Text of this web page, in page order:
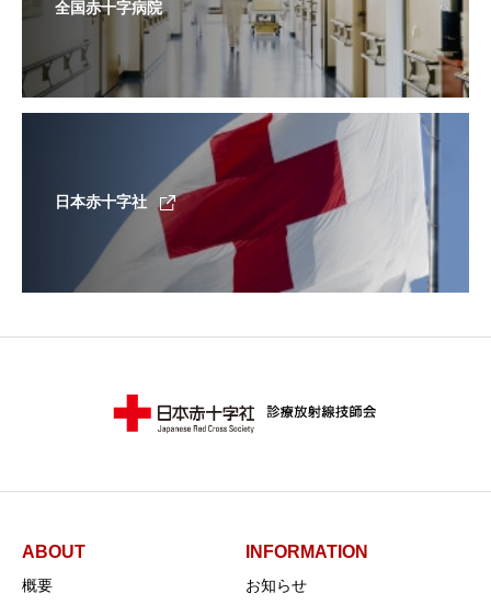
全国赤十字病院
日本赤十字社
ABOUT
概要
INFORMATION
お知らせ